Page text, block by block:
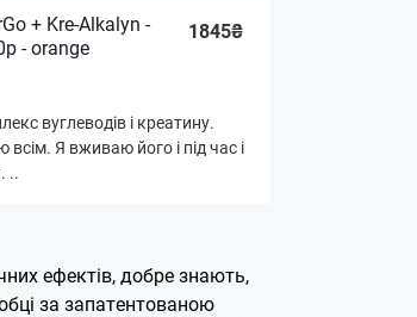
+ Kre-Alkalyn -
- orange
1845₴
вуглеводів і креатину.
Я вживаю його і під час і
..
ефектів, добре знають,
за запатентованою